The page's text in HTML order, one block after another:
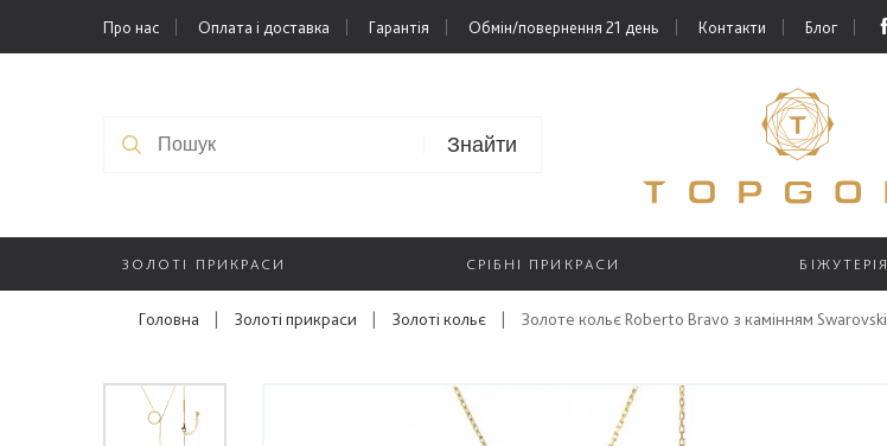
Про нас Оплата і доставка Гарантія Обмін/повернення 21 день Контакти Блог
Знайти
ЗОЛОТІ ПРИКРАСИ СРІБНІ ПРИКРАСИ БІЖУТЕРІЯ
Головна | Золоті прикраси | Золоті кольє | Золоте кольє Roberto Bravo з камінням Swarovski